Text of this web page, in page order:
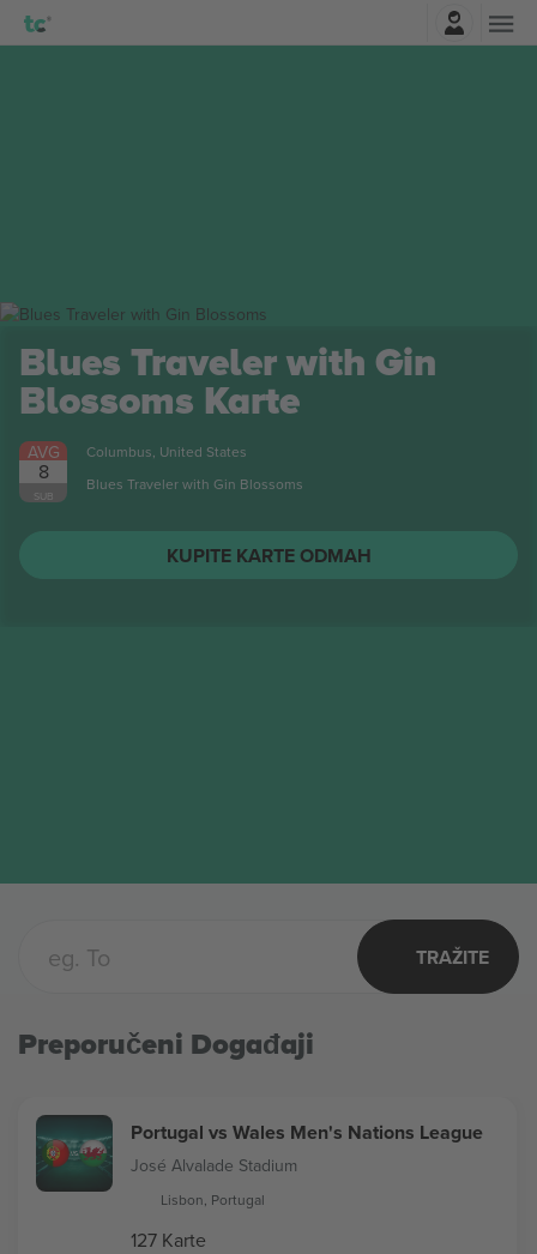
TRAŽITE
Preporučeni Događaji
Portugal vs Wales Men's Nations League
José Alvalade Stadium
Lisbon, Portugal
127 Karte